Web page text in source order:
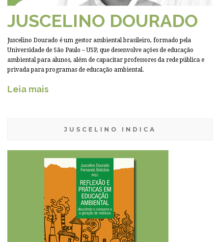
JUSCELINO DOURADO
Juscelino Dourado é um gestor ambiental brasileiro, formado pela
Universidade de São Paulo – USP, que desenvolve ações de educação
ambiental para alunos, além de capacitar professores da rede pública e
privada para programas de educação ambiental.
Leia mais
JUSCELINO INDICA